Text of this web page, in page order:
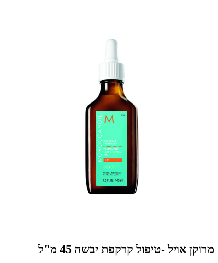
מרוקן אויל -טיפול קרקפת יבשה 45 מ"ל